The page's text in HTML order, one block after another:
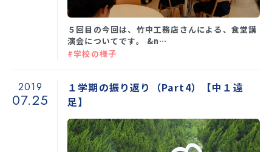
５回目の今回は、竹中工務店さんによる、食堂講
演会についてです。 &n…
#学校の様子
2019
07.25
１学期の振り返り（Part4）【中１遠
足】